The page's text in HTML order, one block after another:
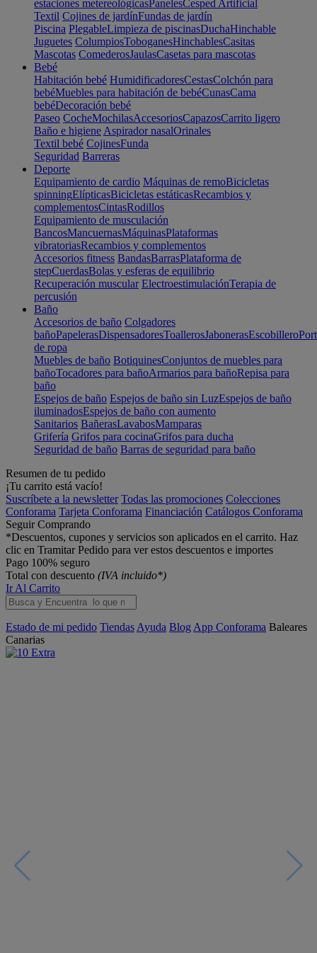
estaciones metereológicasPanelesCesped Artificial
Textil Cojines de jardínFundas de jardín
Piscina PlegableLimpieza de piscinasDuchaHinchable
Juguetes ColumpiosToboganesHinchablesCasitas
Mascotas ComederosJaulasCasetas para mascotas
Bebé
Habitación bebé HumidificadoresCestasColchón para
bebéMuebles para habitación de bebéCunasCama
bebéDecoración bebé
Paseo CocheMochilasAccesoriosCapazosCarrito ligero
Baño e higiene Aspirador nasalOrinales
Textil bebé CojinesFunda
Seguridad Barreras
Deporte
Equipamiento de cardio Máquinas de remoBicicletas
spinningElípticasBicicletas estáticasRecambios y
complementosCintasRodillos
Equipamiento de musculación
BancosMancuernasMáquinasPlataformas
vibratoriasRecambios y complementos
Accesorios fitness BandasBarrasPlataforma de
stepCuerdasBolas y esferas de equilibrio
Recuperación muscular ElectroestimulaciónTerapia de
percusión
Baño
Accesorios de baño Colgadores
bañoPapelerasDispensadoresToallerosJabonerasEscobillero
de ropa
Muebles de baño BotiquinesConjuntos de muebles para
bañoTocadores para bañoArmarios para bañoRepisa para
baño
Espejos de baño Espejos de baño sin LuzEspejos de baño
iluminadosEspejos de baño con aumento
Sanitarios BañerasLavabosMamparas
Grifería Grifos para cocinaGrifos para ducha
Seguridad de baño Barras de seguridad para baño
Resumen de tu pedido
¡Tu carrito está vacío!
Suscríbete a la newsletter Todas las promociones Colecciones
Conforama Tarjeta Conforama Financiación Catálogos Conforama
Seguir Comprando
*Descuentos, cupones y servicios son aplicados en el carrito. Haz
clic en Tramitar Pedido para ver estos descuentos e importes
Pago 100% seguro
Total con descuento (IVA incluido*)
Ir Al Carrito
Estado de mi pedido Tiendas Ayuda Blog App Conforama Baleares
Canarias